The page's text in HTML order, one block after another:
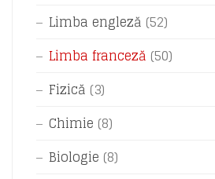
Limba engleză (52)
Limba franceză (50)
Fizică (3)
Chimie (8)
Biologie (8)